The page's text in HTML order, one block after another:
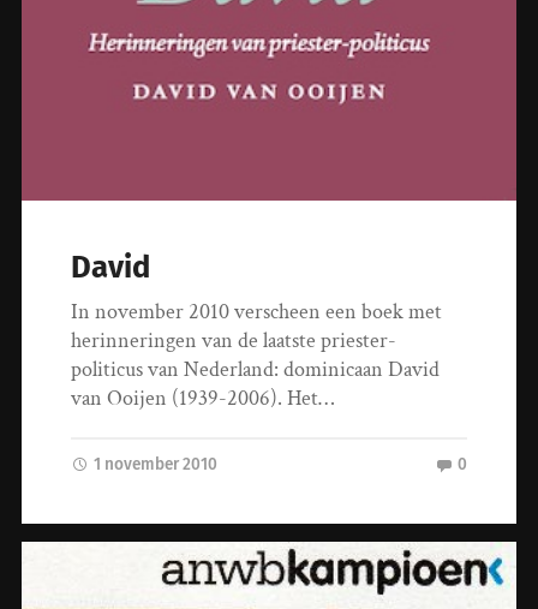
David
In november 2010 verscheen een boek met
herinneringen van de laatste priester-
politicus van Nederland: dominicaan David
van Ooijen (1939-2006). Het…
1 november 2010 0